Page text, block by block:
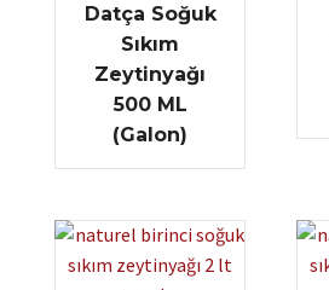
Datça Soğuk
Sıkım
Zeytinyağı
500 ML
(Galon)